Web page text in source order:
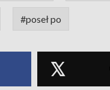
#poseł po